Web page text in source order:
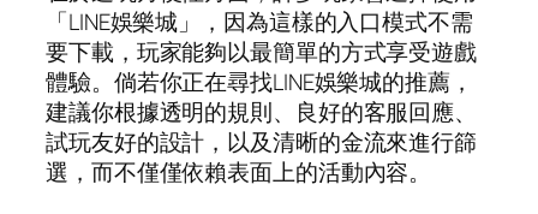
「LINE娛樂城」，因為這樣的入口模式不需
要下載，玩家能夠以最簡單的方式享受遊戲
體驗。倘若你正在尋找LINE娛樂城的推薦，
建議你根據透明的規則、良好的客服回應、
試玩友好的設計，以及清晰的金流來進行篩
選，而不僅僅依賴表面上的活動內容。